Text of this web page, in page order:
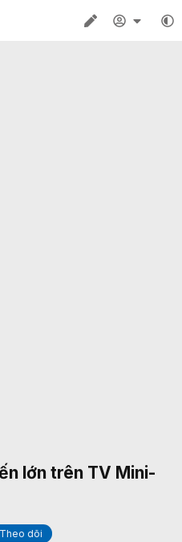
lớn trên TV Mini-
dõi